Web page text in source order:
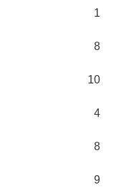
1
8
10
4
8
9